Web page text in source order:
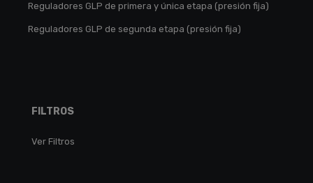
Reguladores GLP de primera y única etapa (presión fija)
Reguladores GLP de segunda etapa (presión fija)
FILTROS
Ver Filtros